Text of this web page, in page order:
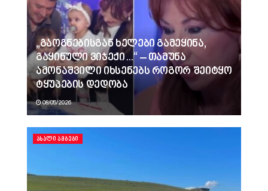
„გაოგნებისგან ხელები გამეყინა,
გაყინული ვიჯექი…“ – თამუნა
ამონაშვილი იხსენებს როგორ შეიტყო
ტყუპების დედობა
08/05/2026
ᲐᲮᲐᲚᲘ ᲐᲛᲑᲔᲑᲘ